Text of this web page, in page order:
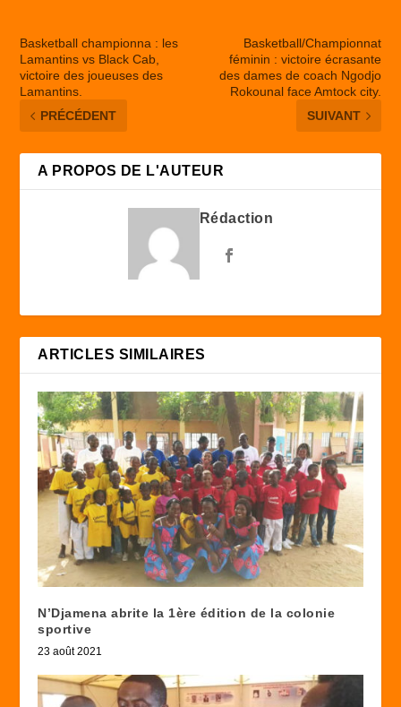
Basketball championna : les
Lamantins vs Black Cab,
victoire des joueuses des
Lamantins.
PRÉCÉDENT
Basketball/Championnat
féminin : victoire écrasante
des dames de coach Ngodjo
Rokounal face Amtock city.
SUIVANT
A PROPOS DE L'AUTEUR
Rédaction
ARTICLES SIMILAIRES
N’Djamena abrite la 1ère édition de la colonie
sportive
23 août 2021